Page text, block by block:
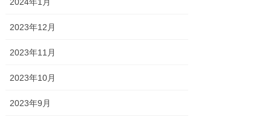
2023年12月
2023年11月
2023年10月
2023年9月